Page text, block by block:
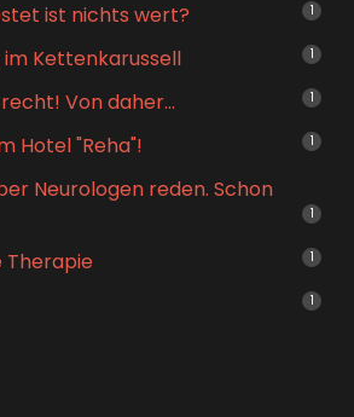
ist nichts wert? 1
Kettenkarussell 1
Von daher… 1
Hotel "Reha"! 1
Neurologen reden. Schon
1
Therapie 1
1